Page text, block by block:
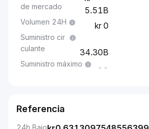
de mercado
5.51B
Volumen 24H 0
Suministro cir
culante
34.30B
Suministro máximo --
Referencia
24h Bajo